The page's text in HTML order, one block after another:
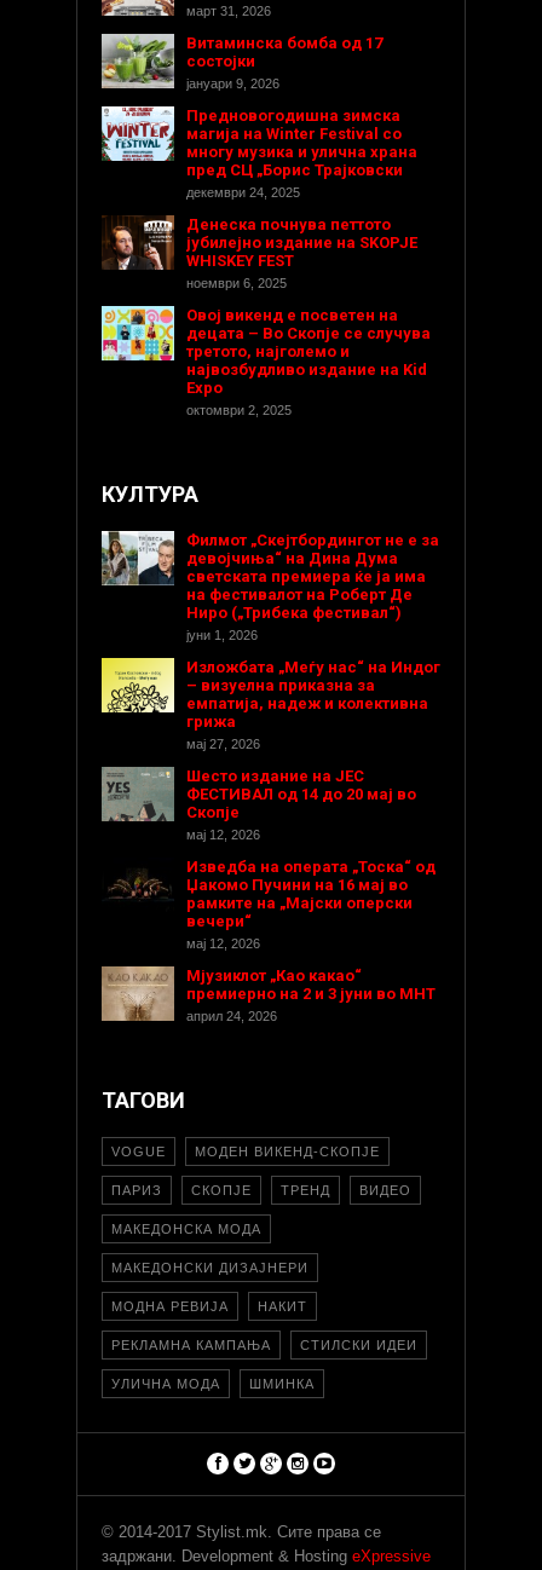
март 31, 2026
Витаминска бомба од 17
состојки
јануари 9, 2026
Предновогодишнa зимска
магија на Winter Festival со
многу музика и улична храна
пред СЦ „Борис Трајковски
декември 24, 2025
Денеска почнува петтото
јубилејно издание на SKOPJE
WHISKEY FEST
ноември 6, 2025
Овој викенд е посветен на
децата – Во Скопје се случува
третото, најголемо и
највозбудливо издание на Kid
Expo
октомври 2, 2025
КУЛТУРА
Филмот „Скејтбордингот не е за
девојчиња“ на Дина Дума
светската премиера ќе ја има
на фестивалот на Роберт Де
Ниро („Трибека фестивал“)
јуни 1, 2026
Изложбата „Меѓу нас“ на Индог
– визуелна приказна за
емпатија, надеж и колективна
грижа
мај 27, 2026
Шесто издание на ЈЕС
ФЕСТИВАЛ од 14 до 20 мај во
Скопје
мај 12, 2026
Изведба на операта „Тоска“ од
Џакомо Пучини на 16 мај во
рамките на „Мајски оперски
вечери“
мај 12, 2026
Мјузиклот „Као какао“
премиерно на 2 и 3 јуни во МНТ
април 24, 2026
ТАГОВИ
VOGUE МОДЕН ВИКЕНД-СКОПЈЕ
ПАРИЗ СКОПЈЕ ТРЕНД ВИДЕО
МАКЕДОНСКА МОДА
МАКЕДОНСКИ ДИЗАЈНЕРИ
МОДНА РЕВИЈА НАКИТ
РЕКЛАМНА КАМПАЊА СТИЛСКИ ИДЕИ
УЛИЧНА МОДА ШМИНКА
© 2014-2017 Stylist.mk. Сите права се
задржани. Development & Hosting eXpressive